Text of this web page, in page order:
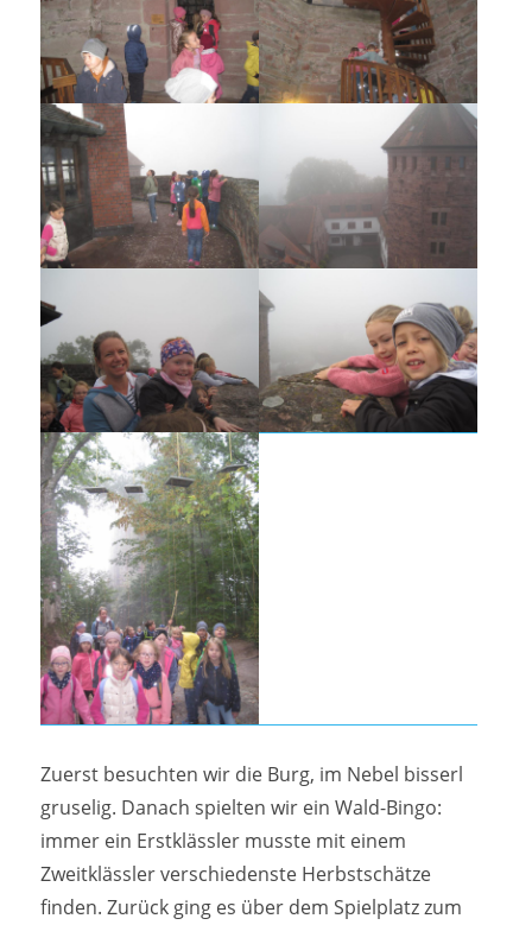
Zuerst besuchten wir die Burg, im Nebel bisserl
gruselig. Danach spielten wir ein Wald-Bingo:
immer ein Erstklässler musste mit einem
Zweitklässler verschiedenste Herbstschätze
finden. Zurück ging es über dem Spielplatz zum